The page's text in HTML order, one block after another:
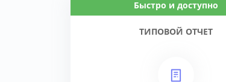
Быстро и доступно
ТИПОВОЙ ОТЧЕТ